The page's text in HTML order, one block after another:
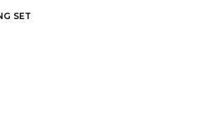
SET